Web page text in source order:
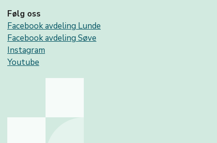
Følg oss
Facebook avdeling Lunde
Facebook avdeling Søve
Instagram
Youtube